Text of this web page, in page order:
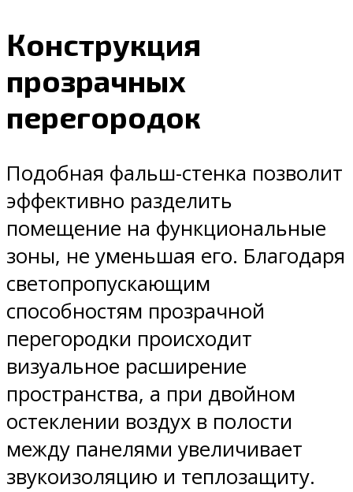
Конструкция
прозрачных
перегородок
Подобная фальш-стенка позволит
эффективно разделить
помещение на функциональные
зоны, не уменьшая его. Благодаря
светопропускающим
способностям прозрачной
перегородки происходит
визуальное расширение
пространства, а при двойном
остеклении воздух в полости
между панелями увеличивает
звукоизоляцию и теплозащиту.